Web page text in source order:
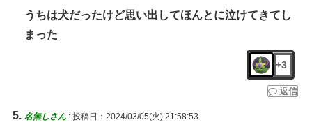
うちは犬だったけど思い出してほんとに泣けてきてし
まった
+3
返信
名無しさん : 投稿日：2024/03/05(火) 21:58:53